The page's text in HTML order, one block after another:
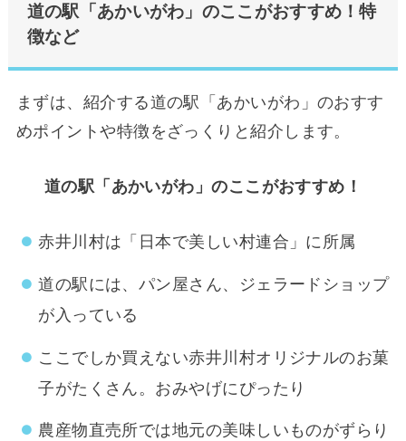
道の駅「あかいがわ」のここがおすすめ！特
徴など
まずは、紹介する道の駅「あかいがわ」のおすす
めポイントや特徴をざっくりと紹介します。
道の駅「あかいがわ」のここがおすすめ！
赤井川村は「日本で美しい村連合」に所属
道の駅には、パン屋さん、ジェラードショップ
が入っている
ここでしか買えない赤井川村オリジナルのお菓
子がたくさん。おみやげにぴったり
農産物直売所では地元の美味しいものがずらり